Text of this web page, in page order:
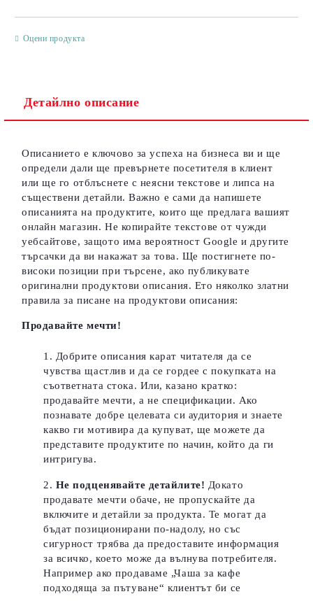
Оцени продукта
Детайлно описание
Описанието е ключово за успеха на бизнеса ви и ще
определи дали ще превърнете посетителя в клиент
или ще го отблъснете с неясни текстове и липса на
съществени детайли. Важно е сами да напишете
описанията на продуктите, които ще предлага вашият
онлайн магазин. Не копирайте текстове от чужди
уебсайтове, защото има вероятност Google и другите
търсачки да ви накажат за това. Ще постигнете по-
високи позиции при търсене, ако публикувате
оригинални продуктови описания. Ето няколко златни
правила за писане на продуктови описания:
Продавайте мечти!
Добрите описания карат читателя да се
чувства щастлив и да се гордее с покупката на
съответната стока. Или, казано кратко:
продавайте мечти, а не спецификации. Ако
познавате добре целевата си аудитория и знаете
какво ги мотивира да купуват, ще можете да
представите продуктите по начин, който да ги
интригува.
Не подценявайте детайлите! Докато
продавате мечти обаче, не пропускайте да
включите и детайли за продукта. Те могат да
бъдат позиционирани по-надолу, но със
сигурност трябва да предоставите информация
за всичко, което може да вълнува потребителя.
Например ако продаваме „Чаша за кафе
подходяща за пътуване“ клиентът би се